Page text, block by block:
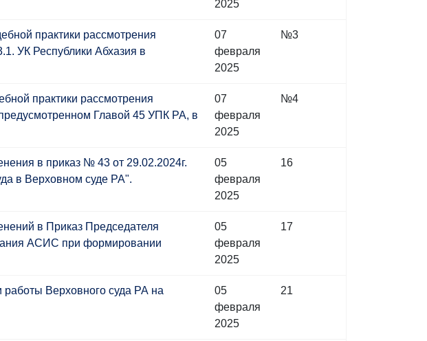
2025
практики рассмотрения
УК Республики Абхазия в
07
февраля
2025
№3
практики рассмотрения
Главой 45 УПК РА, в
07
февраля
2025
№4
в приказ № 43 от 29.02.2024г.
в Верховном суде РА".
05
февраля
2025
16
в Приказ Председателя
АСИС при формировании
05
февраля
2025
17
Верховного суда РА на
05
февраля
2025
21